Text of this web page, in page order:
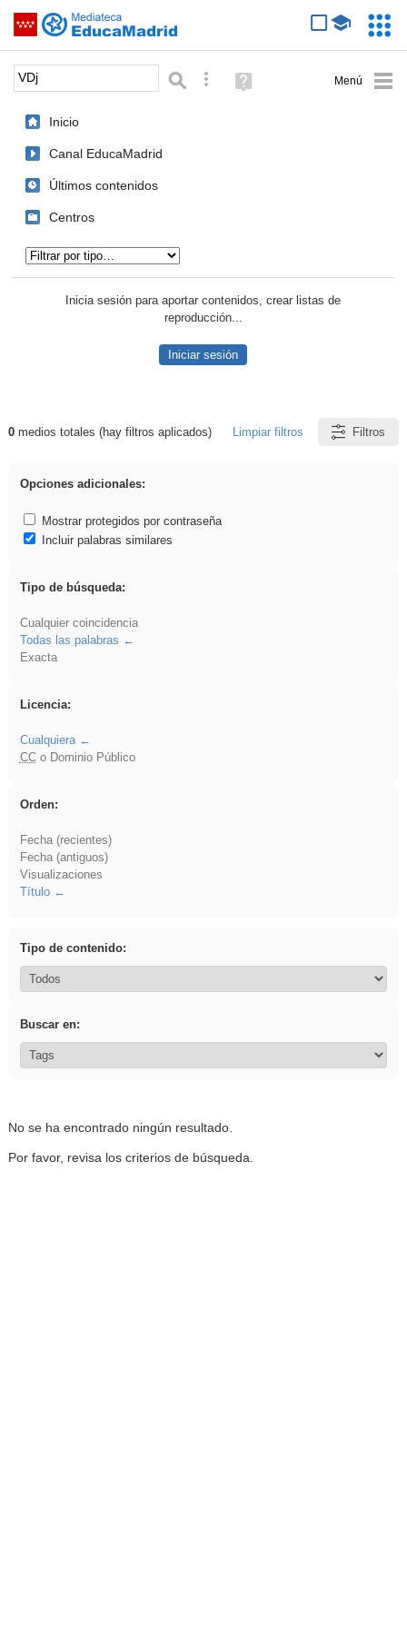
Saltar navegación
Palabra o frase: Búsqueda avanzada
Ayuda
(en
Inicio
Canal EducaMadrid
Últimos contenidos
Centros
Inicia sesión para aportar contenidos, crear listas de
reproducción...
Iniciar sesión
Resultados de: VDj
0medios totales (hay filtros aplicados) Limpiar filtros Filtros
Opciones adicionales:
Mostrar protegidos por contraseña
Incluir palabras similares
Tipo de búsqueda:
Cualquier coincidencia
Todas las palabras
Exacta
Licencia:
Cualquiera
CCo Dominio Público
Orden:
Fecha (recientes)
Fecha (antiguos)
Visualizaciones
Título
Tipo de contenido:
Buscar en:
No se ha encontrado ningún resultado.
Por favor, revisa los criterios de búsqueda.